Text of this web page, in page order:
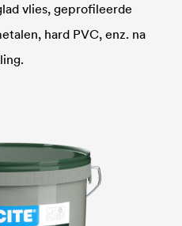
vlies, geprofileerde
hard PVC, enz. na